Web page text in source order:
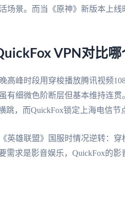
景。而当《原神》新版本上线
VPN对比哪
高峰时段用穿梭播放腾讯视频
有细微色阶断层但基本维持连
，而QuickFox锁定上海电信节
英雄联盟》国服时情况逆转：穿
需求是影音娱乐，QuickFox的